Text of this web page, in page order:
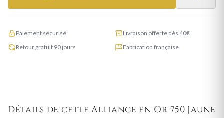
Paiement sécurisé
Livraison offerte dès 40€
Retour gratuit 90 jours
Fabrication française
Détails de cette Alliance en Or 750 Jaune